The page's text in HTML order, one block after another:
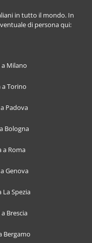
in tutto il mondo. In
di persona qui:
Milano
Torino
Padova
Bologna
a Roma
Genova
Spezia
Brescia
Bergamo